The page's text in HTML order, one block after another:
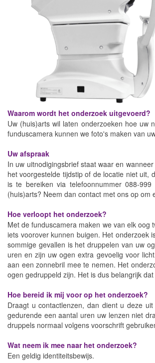
Waarom wordt het onderzoek uitgevoerd?
Uw (huis)arts wil laten onderzoeken hoe uw
funduscamera kunnen we foto's maken van
Uw afspraak
In uw uitnodigingsbrief staat waar en
het voorgestelde tijdstip of de locatie niet uit,
is te bereiken via telefoonnummer 088-
(huis)arts? Neem dan contact met ons op om
Hoe verloopt het onderzoek?
Met de funduscamera maken we van elk
iets voorover kunnen buigen. Het onderzoek
sommige gevallen is het druppelen van uw
uren en zijn uw ogen extra gevoelig voor
aan een zonnebril mee te nemen. Het
ogen gedruppeld zijn. Het is dus belangrijk
Hoe bereid ik mij voor op het onderzoek?
Draagt u contactlenzen, dan dient u deze
gedurende een aantal uren uw lenzen niet
druppels normaal volgens voorschrift
Wat neem ik mee naar het onderzoek?
Een geldig identiteitsbewijs.